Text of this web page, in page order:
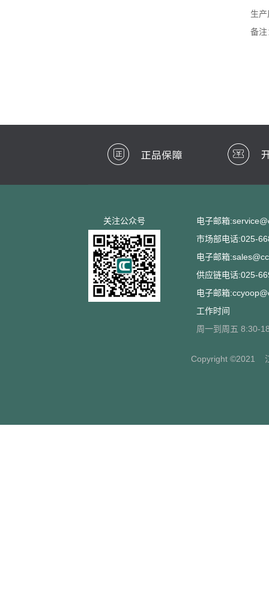
生
备注
关注公众号
电子邮箱
市场部电话:025-
电子邮箱
供应链电话:025-
电子邮箱
工作时间
周一到周五 8:30-
Copyright ©2021